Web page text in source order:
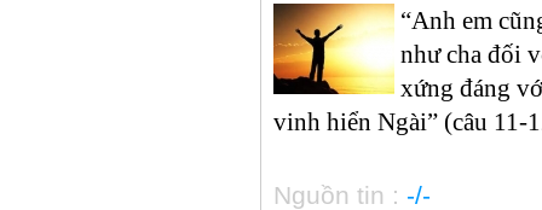
“Anh em
như cha đối
xứng đáng
vinh hiển Ngài” (câu 11-
Nguồn tin : -/-